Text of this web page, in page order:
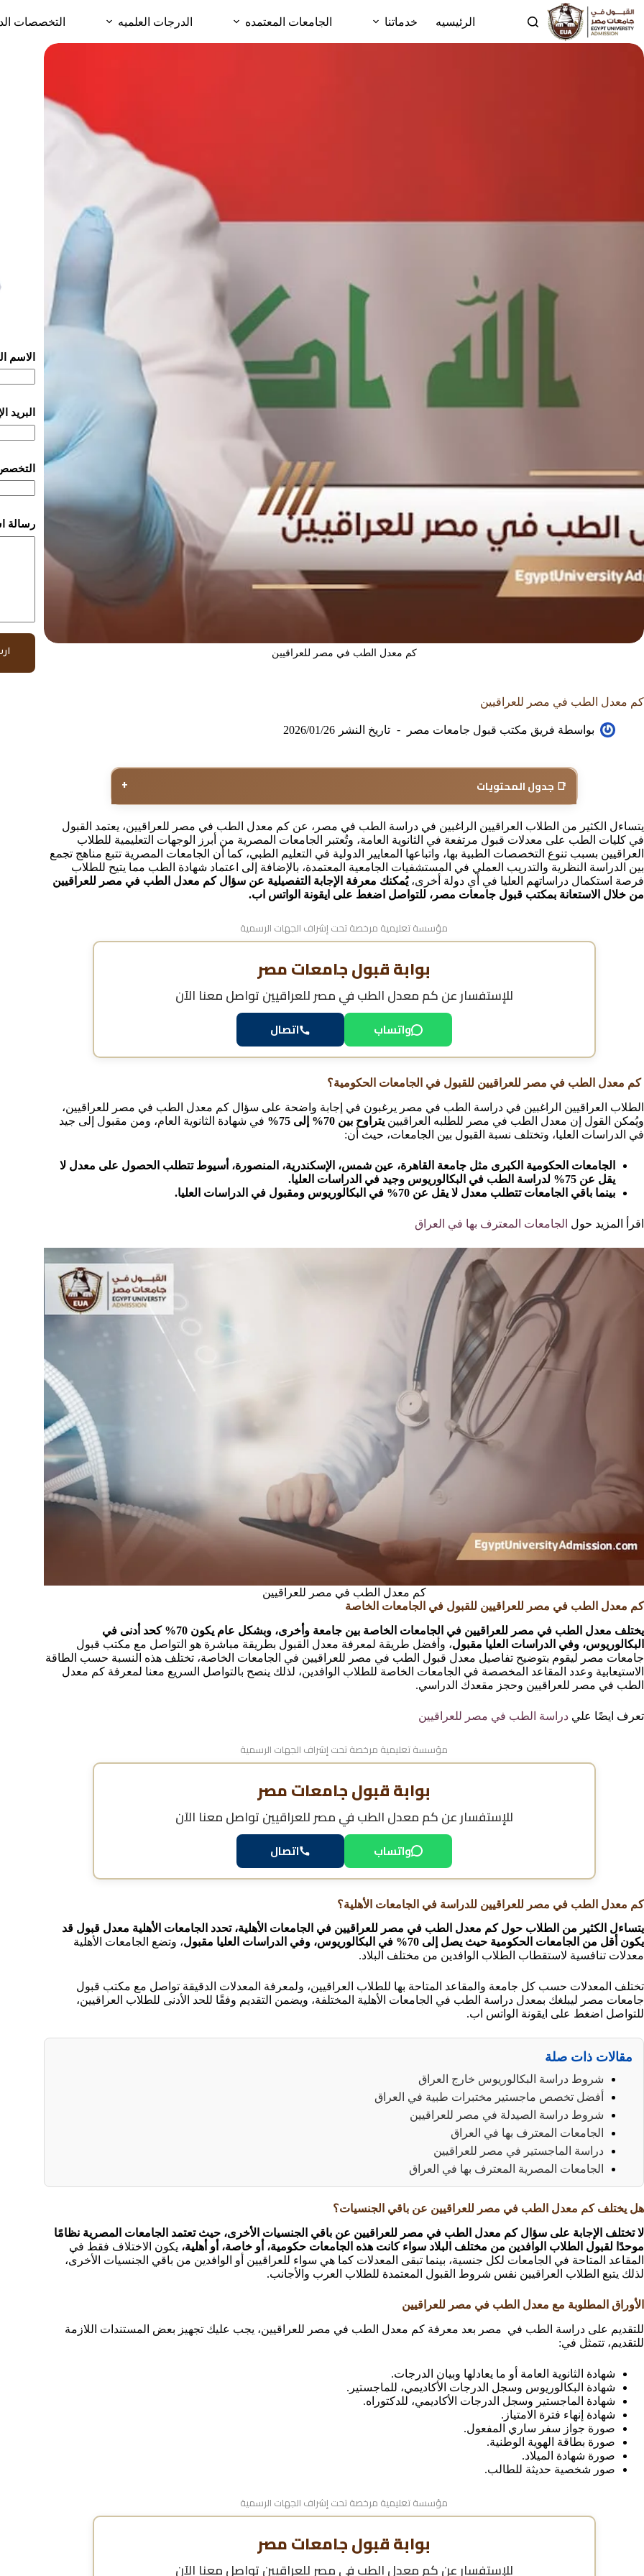
الرئيسيه خدماتنا الجامعات المعتمده الدرجات العلميه التخصصات
كم معدل الطب في مصر للعراقيين
كم معدل الطب في مصر للعراقيين
بواسطة فريق مكتب قبول جامعات مصر تاريخ النشر 2026/01/26
📑 جدول المحتويات +
يتساءل الكثير من الطلاب العراقيين الراغبين في دراسة الطب في مصر، عن كم معدل الطب في مصر للعراقيين، يعتمد القبول
في كليات الطب على معدلات قبول مرتفعة في الثانوية العامة، وتُعتبر الجامعات المصرية من أبرز الوجهات التعليمية للطلاب
العراقيين بسبب تنوع التخصصات الطبية بها، واتباعها المعايير الدولية في التعليم الطبي، كما أن الجامعات المصرية تتبع مناهج تجمع
بين الدراسة النظرية والتدريب العملي في المستشفيات الجامعية المعتمدة، بالإضافة إلى اعتماد شهادة الطب مما يتيح للطلاب
فرصة استكمال دراساتهم العليا في أي دولة أخرى،يُمكنك معرفة الإجابة التفصيلية عن سؤال كم معدل الطب في مصر للعراقيين
من خلال الاستعانة بمكتب قبول جامعات مصر، للتواصل اضغط على ايقونة الواتس اب.
مؤسسة تعليمية مرخصة تحت إشراف الجهات الرسمية
بوابة قبول جامعات مصر
للإستفسار عنكم معدل الطب في مصر للعراقيينتواصل معنا الآن
واتساب اتصال
كم معدل الطب في مصر للعراقيين للقبول في الجامعات الحكومية؟
الطلاب العراقيين الراغبين في دراسة الطب في مصر يرغبون في إجابة واضحة على سؤال كم معدل الطب في مصر للعراقيين،
ويُمكن القول إن معدل الطب في مصر للطلبه العراقيين يتراوح بين 70% إلى 75%
في شهادة الثانوية العام، ومن مقبول إلى جيد
في الدراسات العليا، وتختلف نسبة القبول بين الجامعات، حيث أن:
الجامعات الحكومية الكبرى مثل جامعة القاهرة، عين شمس، الإسكندرية، المنصورة، أسيوط تتطلب الحصول على معدل لا
يقل عن 75% لدراسة الطب في البكالوريوس وجيد في الدراسات العليا.
بينما باقي الجامعات تتطلب معدل لا يقل عن 70% في البكالوريوس ومقبول في الدراسات العليا.
اقرأ المزيد حول الجامعات المعترف بها في العراق
كم معدل الطب في مصر للعراقيين
كم معدل الطب في مصر للعراقيين للقبول في الجامعات الخاصة
يختلف معدل الطب في مصر للعراقيين في الجامعات الخاصة بين جامعة وأخرى، وبشكل عام يكون 70% كحد أدنى في
البكالوريوس، وفي الدراسات العليا مقبول، وأفضل طريقة لمعرفة معدل القبول بطريقة مباشرة هو التواصل مع مكتب قبول
جامعات مصر ليقوم بتوضيح تفاصيل معدل قبول الطب في مصر للعراقيين في الجامعات الخاصة، تختلف هذه النسبة حسب الطاقة
الاستيعابية وعدد المقاعد المخصصة في الجامعات الخاصة للطلاب الوافدين، لذلك ينصح بالتواصل السريع معنا لمعرفة كم معدل
الطب في مصر للعراقيين وحجز مقعدك الدراسي.
تعرف ايضًا علي دراسة الطب في مصر للعراقيين
مؤسسة تعليمية مرخصة تحت إشراف الجهات الرسمية
بوابة قبول جامعات مصر
للإستفسار عنكم معدل الطب في مصر للعراقيينتواصل معنا الآن
واتساب اتصال
كم معدل الطب في مصر للعراقيين للدراسة في الجامعات الأهلية؟
يتساءل الكثير من الطلاب حول كم معدل الطب في مصر للعراقيين في الجامعات الأهلية، تحدد الجامعات الأهلية معدل قبول قد
يكون أقل من الجامعات الحكومية حيث يصل إلى 70% في البكالوريوس، وفي الدراسات العليا مقبول
، وتضع الجامعات الأهلية
معدلات تنافسية لاستقطاب الطلاب الوافدين من مختلف البلاد.
تختلف المعدلات حسب كل جامعة والمقاعد المتاحة بها للطلاب العراقيين، ولمعرفة المعدلات الدقيقة تواصل مع مكتب قبول
جامعات مصر ليبلغك بمعدل دراسة الطب في الجامعات الأهلية المختلفة، ويضمن التقديم وفقًا للحد الأدنى للطلاب العراقيين،
للتواصل اضغط على ايقونة الواتس اب.
مقالات ذات صلة
شروط دراسة البكالوريوس خارج العراق
أفضل تخصص ماجستير مختبرات طبية في العراق
شروط دراسة الصيدلة في مصر للعراقيين
الجامعات المعترف بها في العراق
دراسة الماجستير في مصر للعراقيين
الجامعات المصرية المعترف بها في العراق
هل يختلف كم معدل الطب في مصر للعراقيين عن باقي الجنسيات؟
لا تختلف الإجابة على سؤال كم معدل الطب في مصر للعراقيين عن باقي الجنسيات الأخرى، حيث تعتمد الجامعات المصرية نظامًا
موحدًا لقبول الطلاب الوافدين من مختلف البلاد سواء كانت هذه الجامعات حكومية، أو خاصة، أو أهلية، يكون الاختلاف فقط في
المقاعد المتاحة في الجامعات لكل جنسية، بينما تبقى المعدلات كما هي سواء للعراقيين أو الوافدين من باقي الجنسيات الأخرى،
لذلك يتبع الطلاب العراقيين نفس شروط القبول المعتمدة للطلاب العرب والأجانب.
الأوراق المطلوبة مع معدل الطب في مصر للعراقيين
للتقديم على دراسة الطب في مصر بعد معرفة كم معدل الطب في مصر للعراقيين، يجب عليك تجهيز بعض المستندات اللازمة
للتقديم، تتمثل في:
شهادة الثانوية العامة أو ما يعادلها وبيان الدرجات.
شهادة البكالوريوس وسجل الدرجات الأكاديمي، للماجستير.
شهادة الماجستير وسجل الدرجات الأكاديمي، للدكتوراه.
شهادة إنهاء فترة الامتياز.
صورة جواز سفر ساري المفعول.
صورة بطاقة الهوية الوطنية.
صورة شهادة الميلاد.
صور شخصية حديثة للطالب.
مؤسسة تعليمية مرخصة تحت إشراف الجهات الرسمية
بوابة قبول جامعات مصر
للإستفسار عنكم معدل الطب في مصر للعراقيينتواصل معنا الآن
الاسم
البريد
رسالة